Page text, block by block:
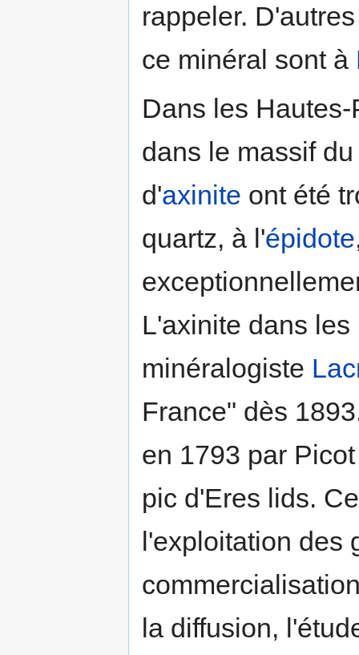
rappeler.
ce minéral sont à
Dans les
dans le massif
d'axinite ont été
quartz, à l'épidote
L'axinite dans
minéralogiste
France" dès
en 1793 par
pic d'Eres lids.
l'exploitation des
la diffusion,